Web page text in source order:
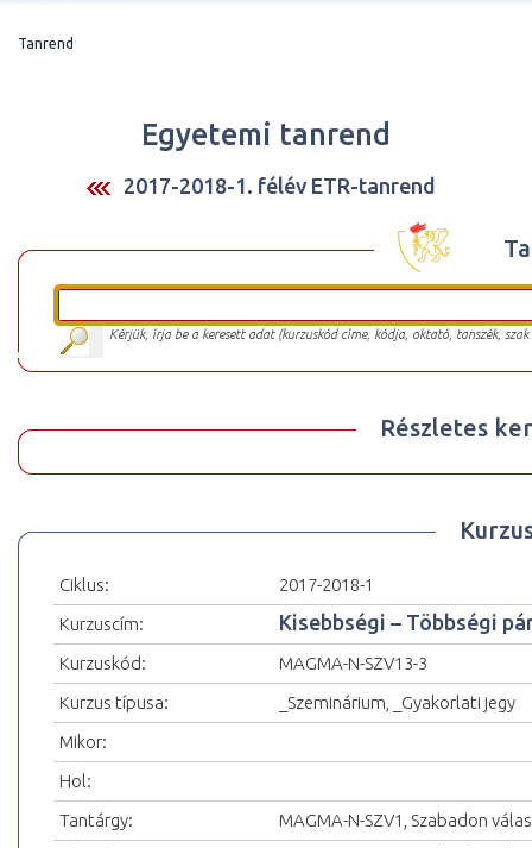
Tanrend
Egyetemi tanrend
2017-2018-1. félév ETR-tanrend
Kérjük, írja be a keresett adat (kurzuskód címe, kódja, oktató, tanszék,
Részletes
Ciklus:
2017-2018-1
Kurzuscím:
Kisebbségi – Többségi
Kurzuskód:
MAGMA-N-SZV13-3
Kurzus típusa:
_Szeminárium, _Gyakorlati jegy
Mikor:
Hol:
Tantárgy:
MAGMA-N-SZV1, Szabadon